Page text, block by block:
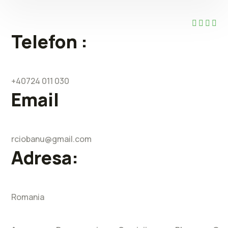
Telefon :
+40724 011 030
Email
rciobanu@gmail.com
Adresa:
Romania